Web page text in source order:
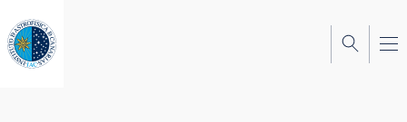
al
contenido
principal